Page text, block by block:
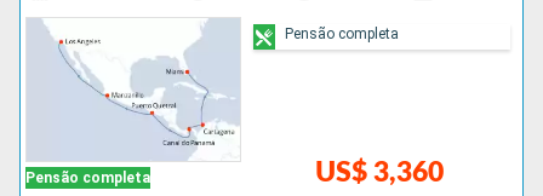
Pensão completa US$ 3,360
Pensão completa